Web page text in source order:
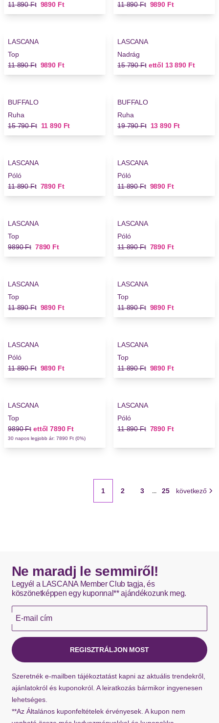
Régi ár
11 890 Ft Új ár
9890 Ft
Régi ár
11 890 Ft Új ár
9890 Ft
LASCANA
Top
Régi ár
11 890 Ft Új ár
9890 Ft
LASCANA
Nadrág
Régi ár
15 790 Ft ettől Új ár
13 890 Ft
Új
BUFFALO
Ruha
Régi ár
15 790 Ft Új ár
11 890 Ft
Új
BUFFALO
Ruha
Régi ár
19 790 Ft Új ár
13 890 Ft
LASCANA
Póló
Régi ár
11 890 Ft Új ár
7890 Ft
LASCANA
Póló
Régi ár
11 890 Ft Új ár
9890 Ft
LASCANA
Top
Régi ár
9890 Ft Új ár
7890 Ft
LASCANA
Póló
Régi ár
11 890 Ft Új ár
7890 Ft
LASCANA
Top
Régi ár
11 890 Ft Új ár
9890 Ft
LASCANA
Top
Régi ár
11 890 Ft Új ár
9890 Ft
LASCANA
Póló
Régi ár
11 890 Ft Új ár
9890 Ft
LASCANA
Top
Régi ár
11 890 Ft Új ár
9890 Ft
LASCANA
Top
Régi ár
9890 Ft ettől Új ár
7890 Ft
30 napos legjobb ár: 7890 Ft (0%)
LASCANA
Póló
Régi ár
11 890 Ft Új ár
7890 Ft
1 2 3 ... 25 következő
Ne maradj le semmiről!
Legyél a LASCANA Member Club tagja, és
köszönetképpen egy kuponnal** ajándékozunk meg.
E-mail cím
REGISZTRÁLJON MOST
Szeretnék e-mailben tájékoztatást kapni az aktuális trendekről,
ajánlatokról és kuponokról. A leiratkozás bármikor ingyenesen
lehetséges.
**Az Általános kuponfeltételek érvényesek. A kupon nem